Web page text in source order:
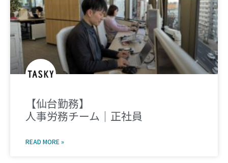
【仙台勤務】
人事労務チーム｜正社員
READ MORE »